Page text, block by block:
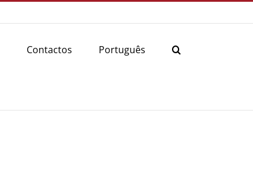
Contactos Português